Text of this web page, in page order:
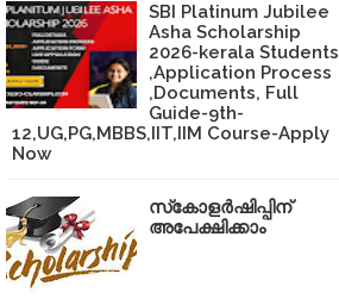
SBI Platinum Jubilee
Asha Scholarship
2026-kerala Students
,Application Process
,Documents, Full
Guide-9th-
12,UG,PG,MBBS,IIT,IIM Course-Apply
Now
സ്‌കോളർഷിപ്പിന്
അപേക്ഷിക്കാം